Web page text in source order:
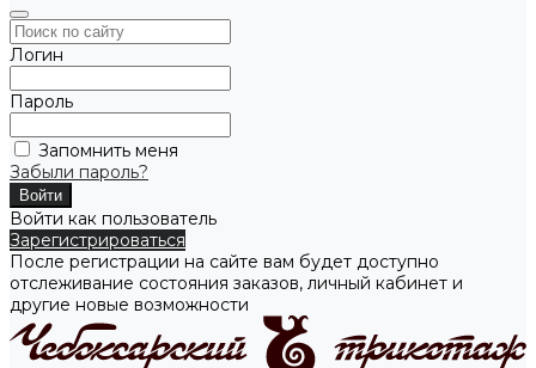
Логин
Пароль
Запомнить меня
Забыли пароль?
Войти как пользователь
Зарегистрироваться
После регистрации на сайте вам будет доступно
отслеживание состояния заказов, личный кабинет и
другие новые возможности